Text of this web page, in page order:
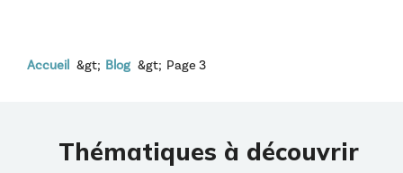
Accueil Blog Page 3
Thématiques à découvrir